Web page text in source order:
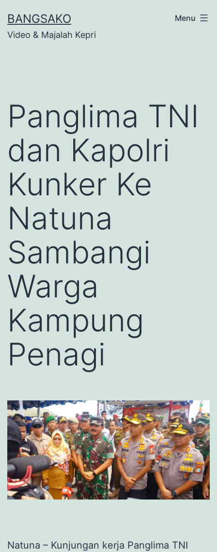
to
content
BANGSAKO
Video & Majalah Kepri
Menu
Panglima TNI
dan Kapolri
Kunker Ke
Natuna
Sambangi
Warga
Kampung
Penagi
Natuna – Kunjungan kerja Panglima TNI